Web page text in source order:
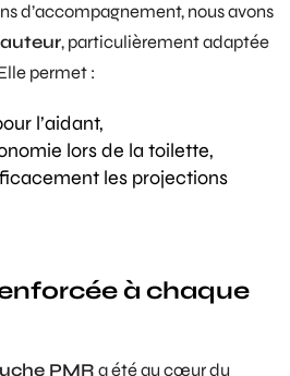
d’accompagnement, nous avons
, particulièrement adaptée
permet :
l’aidant,
lors de la toilette,
les projections
à chaque
PMR a été au cœur du